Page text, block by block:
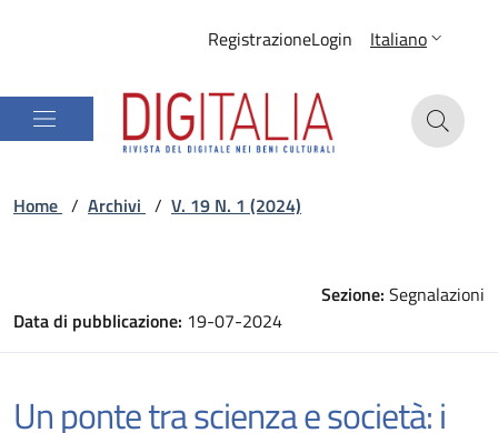
RegistrazioneLogin Italiano
Home / Archivi / V. 19 N. 1 (2024)
Sezione: Segnalazioni
Data di pubblicazione: 19-07-2024
Un ponte tra scienza e società: i